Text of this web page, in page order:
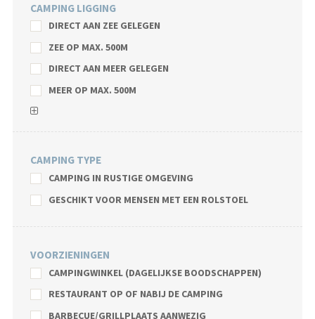
CAMPING LIGGING
DIRECT AAN ZEE GELEGEN
ZEE OP MAX. 500M
DIRECT AAN MEER GELEGEN
MEER OP MAX. 500M
CAMPING TYPE
CAMPING IN RUSTIGE OMGEVING
GESCHIKT VOOR MENSEN MET EEN ROLSTOEL
VOORZIENINGEN
CAMPINGWINKEL (DAGELIJKSE BOODSCHAPPEN)
RESTAURANT OP OF NABIJ DE CAMPING
BARBECUE/GRILLPLAATS AANWEZIG